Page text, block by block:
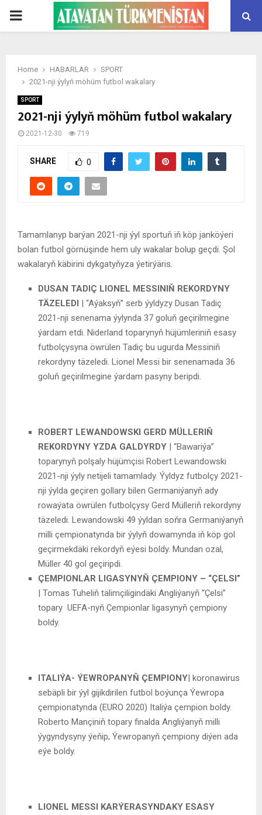
PRIMARY
Home HABARLAR
SPORT
2021-nji ýylyň möhüm futbol wakalary
SPORT
2021-nji ýylyň möhüm futbol wakalary
2021-12-30 719
SHARE 0
Tamamlanyp barýan 2021-nji ýyl sportuň iň köp janköýeri
bolan futbol görnüşinde hem uly wakalar bolup geçdi. Şol
wakalaryň käbirini dykgatyňyza ýetirýäris.
DUSAN TADIÇ LIONEL MESSINIŇ REKORDYNY
TÄZELEDI | “Aýaksyň” serb ýyldyzy Dusan Tadiç
2021-nji senenama ýylynda 37 goluň geçirilmegine
ýardam etdi. Niderland toparynyň hüjümleriniň esasy
futbolçysyna öwrülen Tadiç bu ugurda Messiniň
rekordyny täzeledi. Lionel Messi bir senenamada 36
goluň geçirilmegine ýardam pasyny beripdi.
ROBERT LEWANDOWSKI GERD MÜLLERIŇ
REKORDYNY YZDA GALDYRDY | “Bawariýa”
toparynyň polşaly hüjümçisi Robert Lewandowski
2021-nji ýyly netijeli tamamlady. Ýyldyz futbolçy 2021-
nji ýylda geçiren gollary bilen Germaniýanyň ady
rowaýata öwrülen futbolçysy Gerd Mülleriň rekordyny
täzeledi. Lewandowski 49 ýyldan soňra Germaniýanyň
milli çempionatynda bir ýylyň dowamynda iň köp gol
geçirmekdäki rekordyň eýesi boldy. Mundan ozal,
Müller 40 gol geçiripdi.
ÇEMPIONLAR LIGASYNYŇ ÇEMPIONY – “ÇELSI”
| Tomas Tuheliň tälimçiligindäki Angliýanyň “Çelsi”
topary UEFA-nyň Çempionlar ligasynyň çempiony
boldy.
ITALIÝA- ÝEWROPANYŇ ÇEMPIONY| koronawirus
sebäpli bir ýyl gijikdirilen futbol boýunça Ýewropa
çempionatynda (EURO 2020) Italiýa çempion boldy.
Roberto Mançiniň topary finalda Angliýanyň milli
ýygyndysyny ýeňip, Ýewropanyň çempiony diýen ada
eýe boldy.
LIONEL MESSI KARÝERASYNDAKY ESASY